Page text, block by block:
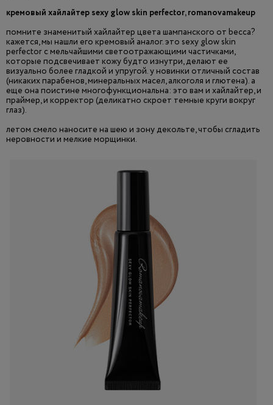
кремовый хайлайтер sexy glow skin perfector, romanovamakeup
помните знаменитый хайлайтер цвета шампанского от becca?
кажется, мы нашли его кремовый аналог. это sexy glow skin
perfector с мельчайшими светоотражающими частичками,
которые подсвечивает кожу будто изнутри, делают ее
визуально более гладкой и упругой. у новинки отличный состав
(никаких парабенов, минеральных масел, алкоголя и глютена). а
еще она поистине многофункциональна: это вам и хайлайтер, и
праймер, и корректор (деликатно скроет темные круги вокруг
глаз).
летом смело наносите на шею и зону декольте, чтобы сгладить
неровности и мелкие морщинки.